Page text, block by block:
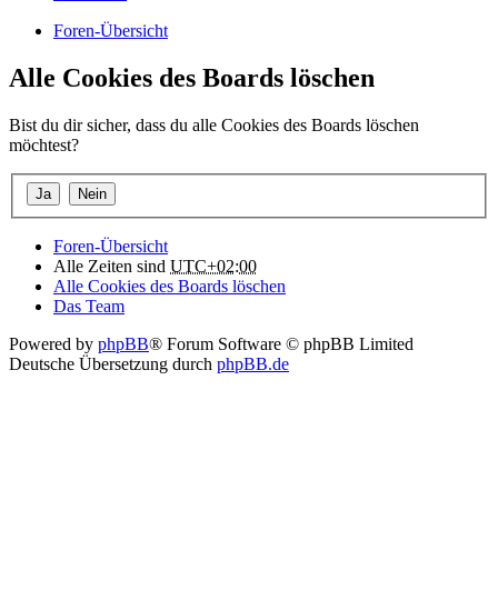
Foren-Übersicht
Alle Cookies des Boards löschen
Bist du dir sicher, dass du alle Cookies des Boards löschen
möchtest?
Foren-Übersicht
Alle Zeiten sind UTC+02:00
Alle Cookies des Boards löschen
Das Team
Powered by phpBB® Forum Software © phpBB Limited
Deutsche Übersetzung durch phpBB.de